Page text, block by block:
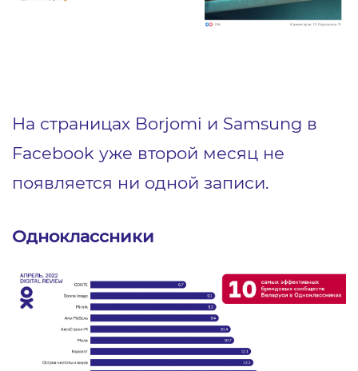
На страницах Borjomi и Samsung в
Facebook уже второй месяц не
появляется ни одной записи.
Одноклассники